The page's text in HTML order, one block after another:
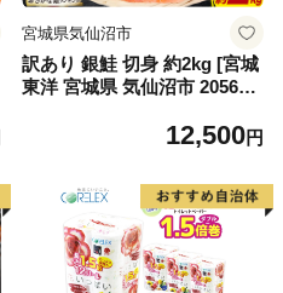
宮城県気仙沼市
訳あり 銀鮭 切身 約2kg [宮城
東洋 宮城県 気仙沼市 205649
格外 不揃い さけ サケ 鮭切身
切り身 魚 わけあり
12,500円